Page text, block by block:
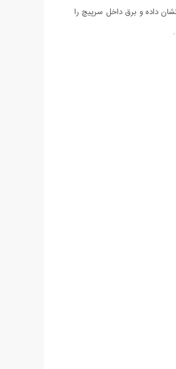
و عکس العمل یا واکنش نشان داده و برق داخل سرپیچ را